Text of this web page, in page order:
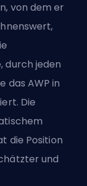
von dem er
durch jeden
das AWP in
Die
die Position
und